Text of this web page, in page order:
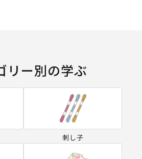
リー別の学ぶ
刺し子